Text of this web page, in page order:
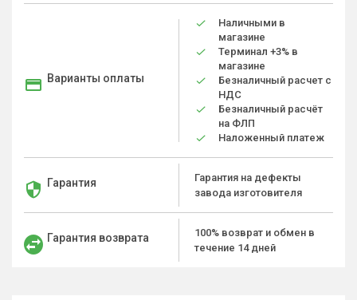
Варианты оплаты
Наличными в
магазине
Терминал +3% в
магазине
Безналичный расчет с
НДС
Безналичный расчёт
на ФЛП
Наложенный платеж
Гарантия
Гарантия на дефекты
завода изготовителя
Гарантия возврата
100% возврат и обмен в
течение 14 дней